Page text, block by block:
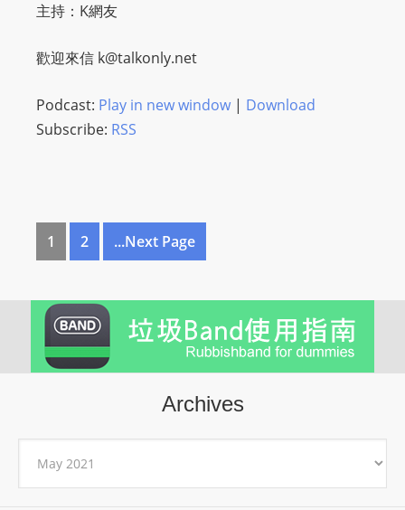
主持：K網友
歡迎來信 k@talkonly.net
Podcast: Play in new window| Download
Subscribe: RSS
1 2 ...Next Page
Archives